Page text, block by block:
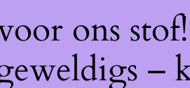
ons
–